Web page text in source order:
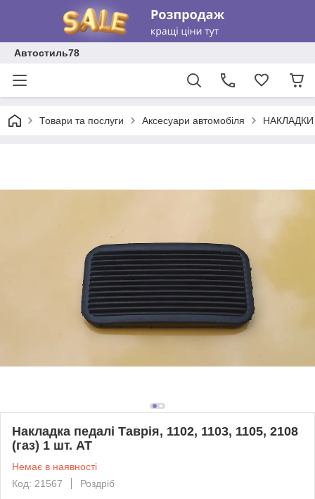
Автостиль78
Товари та послуги Аксесуари автомобіля
Накладка педалі Таврія, 1102, 1103, 1105, 2108
(газ) 1 шт. АТ
Немає в наявності
Код: 21567
Роздріб